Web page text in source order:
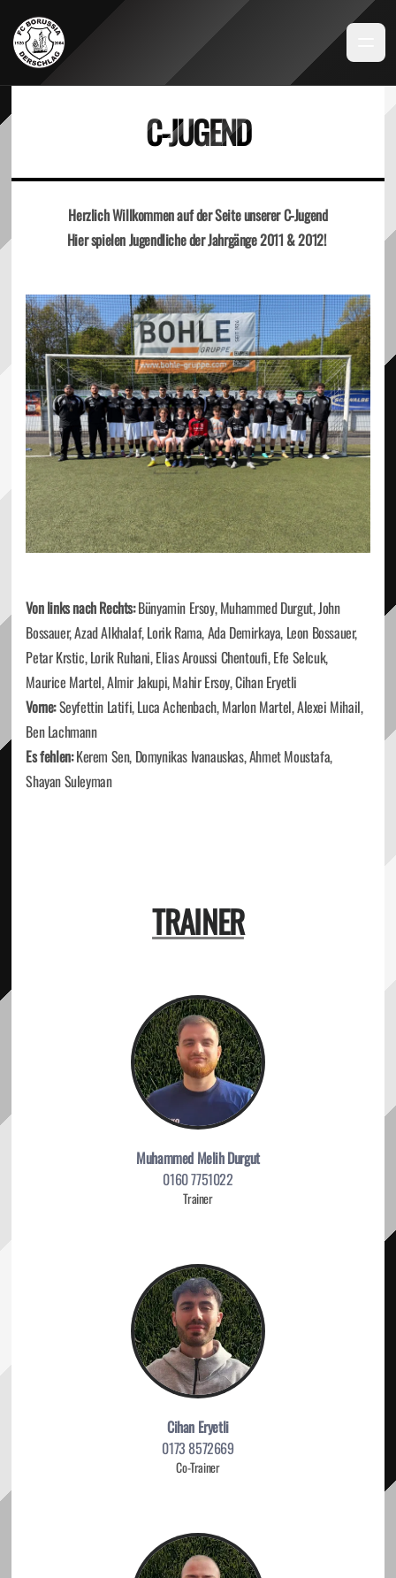
C-JUGEND
Herzlich Willkommen auf der Seite unserer C-Jugend
Hier spielen Jugendliche der Jahrgänge 2011 & 2012!
Von links nach Rechts:Bünyamin Ersoy, Muhammed Durgut, John
Bossauer, Azad Alkhalaf, Lorik Rama, Ada Demirkaya, Leon Bossauer,
Petar Krstic, Lorik Ruhani, Elias Aroussi Chentoufi, Efe Selcuk,
Maurice Martel, Almir Jakupi, Mahir Ersoy, Cihan Eryetli
Vorne:Seyfettin Latifi, Luca Achenbach, Marlon Martel, Alexei Mihail,
Ben Lachmann
Es fehlen:Kerem Sen, Domynikas Ivanauskas, Ahmet Moustafa,
Shayan Suleyman
TRAINER
Muhammed Melih Durgut
0160 7751022
Trainer
Cihan Eryetli
0173 8572669
Co-Trainer